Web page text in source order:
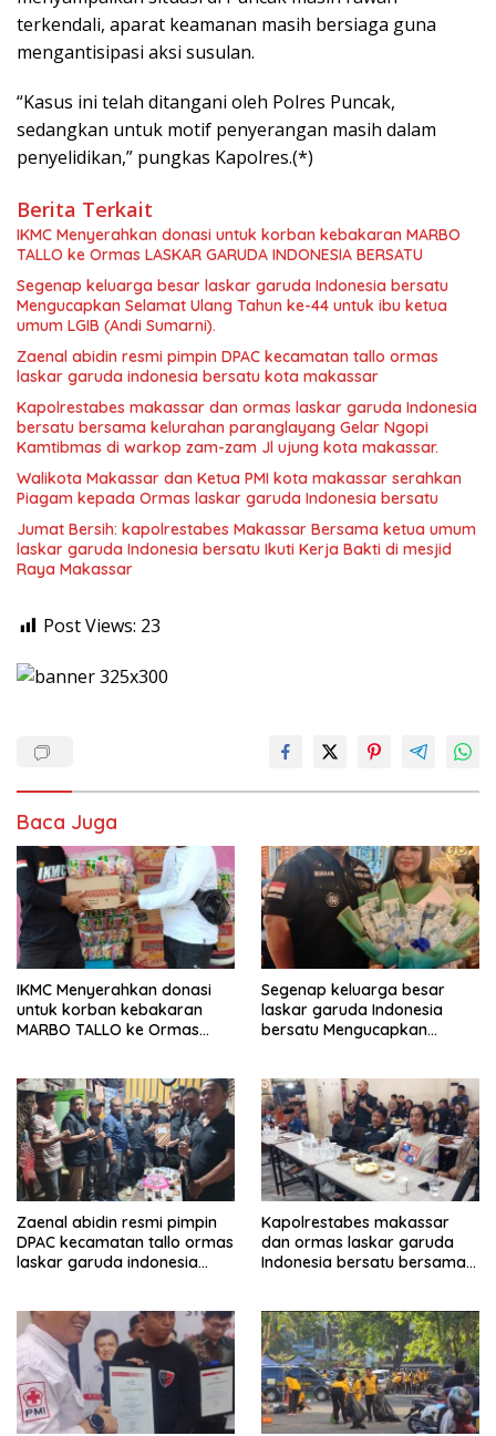
terkendali, aparat keamanan masih bersiaga guna
mengantisipasi aksi susulan.
“Kasus ini telah ditangani oleh Polres Puncak,
sedangkan untuk motif penyerangan masih dalam
penyelidikan,” pungkas Kapolres.(*)
Berita Terkait
IKMC Menyerahkan donasi untuk korban kebakaran MARBO
TALLO ke Ormas LASKAR GARUDA INDONESIA BERSATU
Segenap keluarga besar laskar garuda Indonesia bersatu
Mengucapkan Selamat Ulang Tahun ke-44 untuk ibu ketua
umum LGIB (Andi Sumarni).
Zaenal abidin resmi pimpin DPAC kecamatan tallo ormas
laskar garuda indonesia bersatu kota makassar
Kapolrestabes makassar dan ormas laskar garuda Indonesia
bersatu bersama kelurahan paranglayang Gelar Ngopi
Kamtibmas di warkop zam-zam Jl ujung kota makassar.
Walikota Makassar dan Ketua PMI kota makassar serahkan
Piagam kepada Ormas laskar garuda Indonesia bersatu
Jumat Bersih: kapolrestabes Makassar Bersama ketua umum
laskar garuda Indonesia bersatu Ikuti Kerja Bakti di mesjid
Raya Makassar
Post Views: 23
Baca Juga
IKMC Menyerahkan donasi
untuk korban kebakaran
MARBO TALLO ke Ormas
Segenap keluarga besar
laskar garuda Indonesia
bersatu Mengucapkan
(Andi Sumarni).
Zaenal abidin resmi pimpin
DPAC kecamatan tallo ormas
laskar garuda indonesia
Kapolrestabes makassar
dan ormas laskar garuda
Indonesia bersatu bersama
warkop zam-zam Jl ujung
kota makassar.